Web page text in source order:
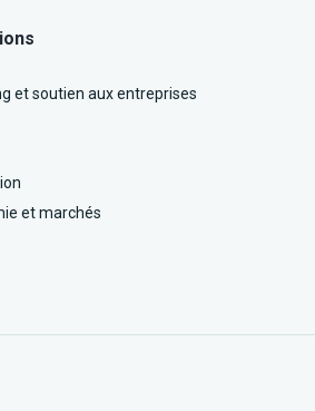
et soutien aux entreprises
et marchés